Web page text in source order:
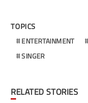
TOPICS
ENTERTAINMENT
SINGER
RELATED STORIES